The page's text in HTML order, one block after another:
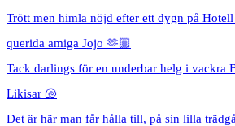
Trött men himla nöjd efter ett dygn på
querida amiga Jojo 🫶🏼
Tack darlings för en underbar helg i vackra
Likisar 🐚
Det är här man får hålla till, på sin lilla